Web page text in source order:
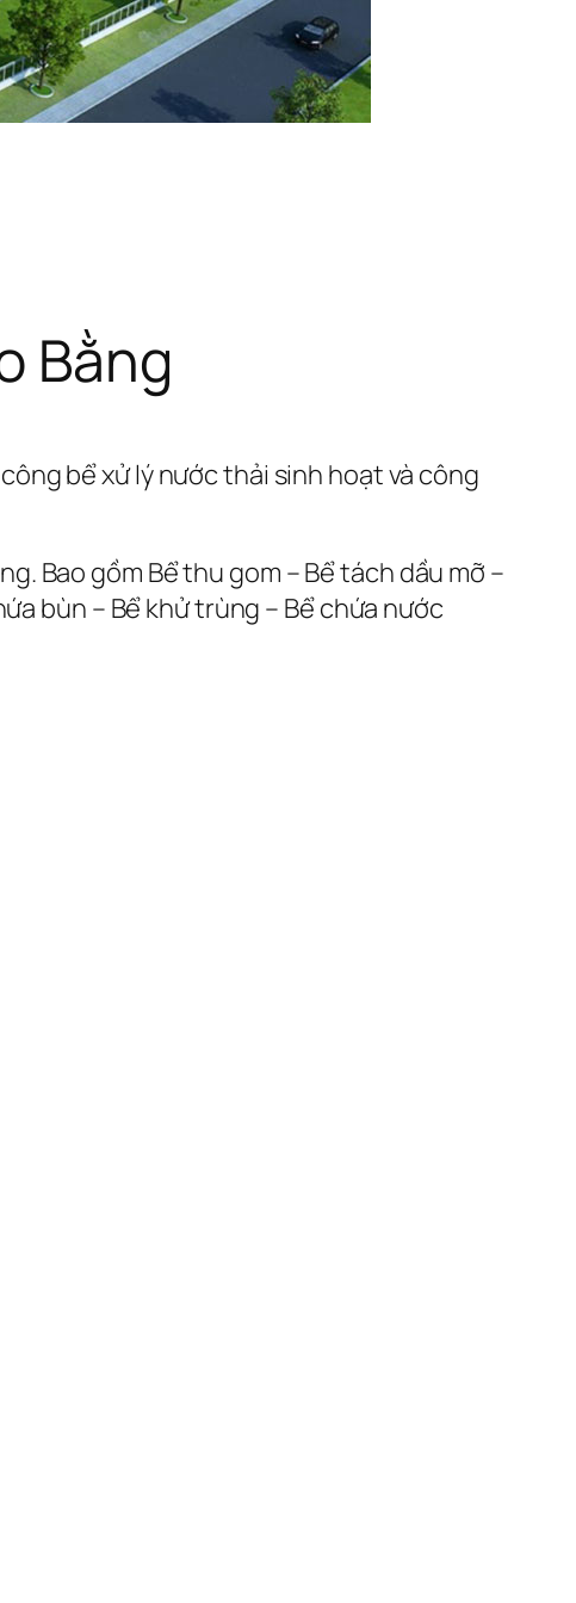
Bằng
bể xử lý nước thải sinh hoạt và công
Bao gồm Bể thu gom – Bể tách dầu mỡ –
bùn – Bể khử trùng – Bể chứa nước